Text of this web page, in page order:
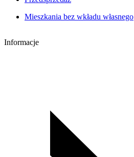
Mieszkania bez wkładu własnego
Informacje